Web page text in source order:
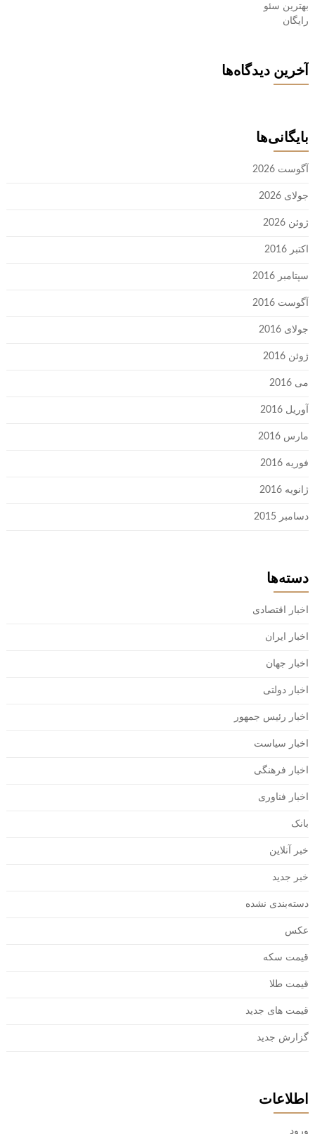
بهترین سئو
رایگان
آخرین دیدگاه‌ها
بایگانی‌ها
آگوست 2026
جولای 2026
ژوئن 2026
اکتبر 2016
سپتامبر 2016
آگوست 2016
جولای 2016
ژوئن 2016
می 2016
آوریل 2016
مارس 2016
فوریه 2016
ژانویه 2016
دسامبر 2015
دسته‌ها
اخبار اقتصادی
اخبار ایران
اخبار جهان
اخبار دولتی
اخبار رئیس جمهور
اخبار سیاست
اخبار فرهنگی
اخبار فناوری
بانک
خبر آنلاین
خبر جدید
دسته‌بندی نشده
عکس
قیمت سکه
قیمت طلا
قیمت های جدید
گزارش جدید
اطلاعات
ورود